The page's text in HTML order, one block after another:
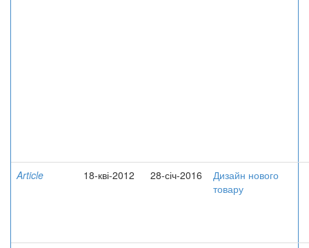
Article 18-кві-2012 28-січ-2016
Дизайн нового
товару